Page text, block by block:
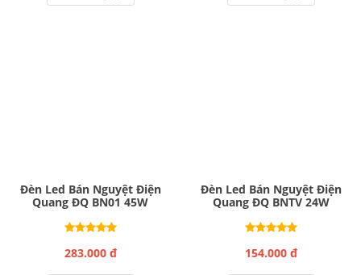
Đèn Led Bán Nguyệt Điện
Quang ĐQ BN01 45W
283.000 đ
Đèn Led Bán Nguyệt Điện
Quang ĐQ BNTV 24W
154.000 đ